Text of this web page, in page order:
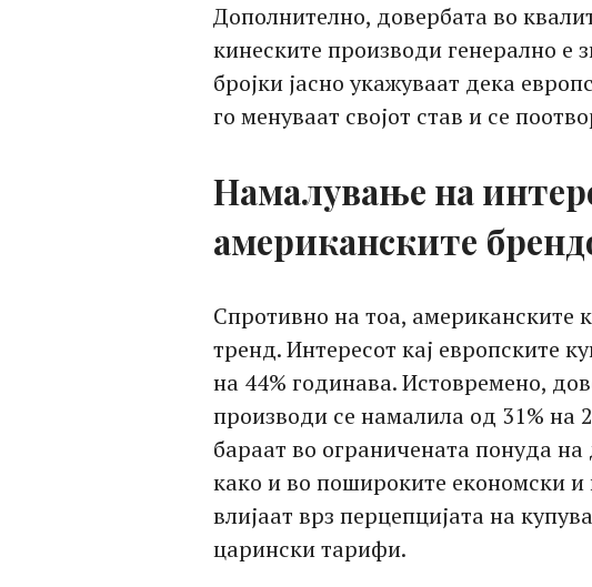
Дополнително, довербата во
кинеските производи генерално е
бројки јасно укажуваат дека
го менуваат својот став и се
Намалување на
американските
Спротивно на тоа, американските
тренд. Интересот кај европските
на 44% годинава. Истовремено,
производи се намалила од 31% на
бараат во ограничената понуда
како и во пошироките економски
влијаат врз перцепцијата на
царински тарифи.